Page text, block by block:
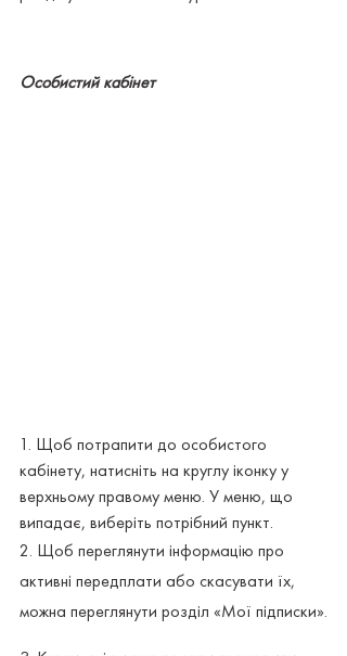
Особистий кабінет
1. Щоб потрапити до особистого
кабінету, натисніть на круглу іконку у
верхньому правому меню. У меню, що
випадає, виберіть потрібний пункт.
2. Щоб переглянути інформацію про
активні передплати або скасувати їх,
можна переглянути розділ «Мої підписки».